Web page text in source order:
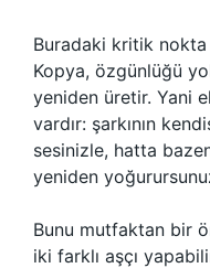
Buradaki kritik nokta
Kopya, özgünlüğü
yeniden üretir. Yani
vardır: şarkının
sesinizle, hatta
yeniden
Bunu mutfaktan bir
iki farklı aşçı